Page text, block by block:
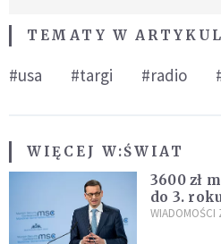
TEMATY W
#usa #targi #radio
WIĘCEJ W:ŚWIAT
3600 zł
do 3.
WIADOMOŚCI